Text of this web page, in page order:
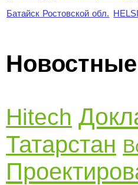
Батайск Ростовской обл.
Новостные
Hitech
Татарстан